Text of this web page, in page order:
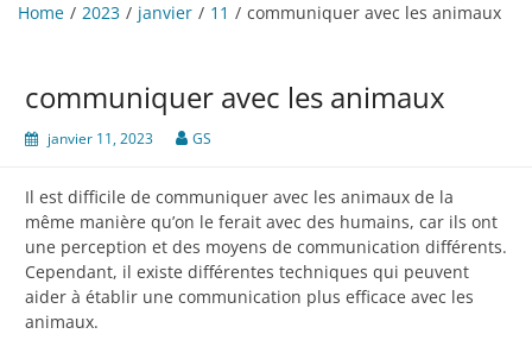
Home 2023 janvier 11 communiquer avec les animaux
communiquer avec les animaux
janvier 11, 2023 GS
Il est difficile de communiquer avec les animaux de la
même manière qu’on le ferait avec des humains, car ils ont
une perception et des moyens de communication différents.
Cependant, il existe différentes techniques qui peuvent
aider à établir une communication plus efficace avec les
animaux.